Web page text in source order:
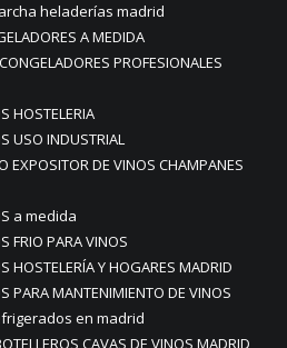
heladerías madrid
A MEDIDA
PROFESIONALES
HOSTELERIA
USO INDUSTRIAL
EXPOSITOR DE VINOS CHAMPANES
a medida
FRIO PARA VINOS
HOSTELERÍA Y HOGARES MADRID
PARA MANTENIMIENTO DE VINOS
en madrid
CAVAS DE VINOS MADRID